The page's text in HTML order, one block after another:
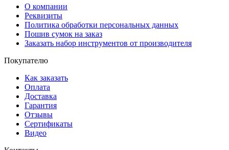
О компании
Реквизиты
Политика обработки персональных данных
Пошив сумок на заказ
Заказать набор инструментов от производителя
Покупателю
Как заказать
Оплата
Доставка
Гарантия
Отзывы
Сертификаты
Видео